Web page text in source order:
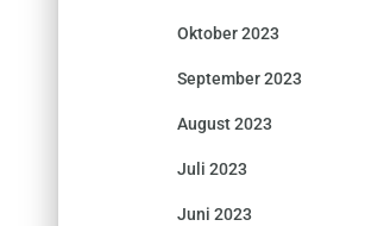
Oktober 2023
September 2023
August 2023
Juli 2023
Juni 2023